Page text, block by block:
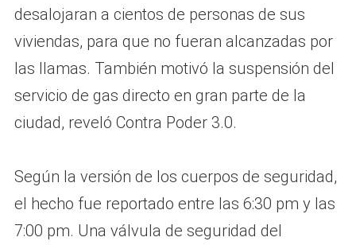
desalojaran a cientos de personas de sus
viviendas, para que no fueran alcanzadas por
las llamas. También motivó la suspensión del
servicio de gas directo en gran parte de la
ciudad, reveló Contra Poder 3.0.
Según la versión de los cuerpos de seguridad,
el hecho fue reportado entre las 6:30 pm y las
7:00 pm. Una válvula de seguridad del